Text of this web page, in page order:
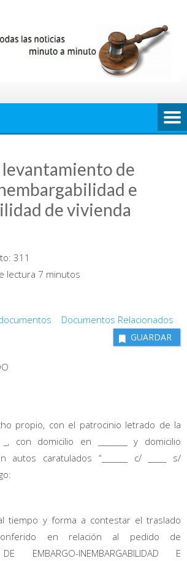
levantamiento de
e
de vivienda
311
lectura 7 minutos
Documentos Relacionados
GUARDAR
propio, con el patrocinio letrado de la
con domicilio en ________ y domicilio
autos caratulados “_______ c/ _____ s/
tiempo y forma a contestar el traslado
en relación al pedido de
DE EMBARGO-INEMBARGABILIDAD E